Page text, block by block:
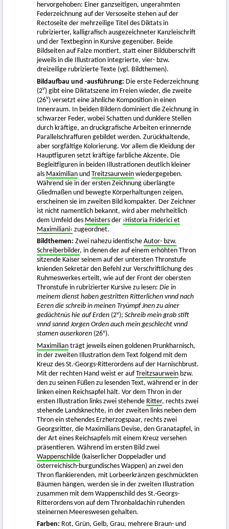
hervorgehoben: Einer ganzseitigen, ungerahmten
Federzeichnung auf der Versoseite stehen auf der
Rectoseite der mehrzeilige Titel des Diktats in
rubrizierter, kalligrafisch ausgezeichneter Kanzleischrift
und der Textbeginn in Kursive gegenüber. Beide
Bildseiten auf Falze montiert, statt einer Bildüberschrift
jeweils in die Illustration integrierte, vier- bzw.
dreizeilige rubrizierte Texte (vgl. Bildthemen).
Bildaufbau und -ausführung: Die erste Federzeichnung
(2v) gibt eine Diktatszene im Freien wieder, die zweite
(26v) versetzt eine ähnliche Komposition in einen
Innenraum. In beiden Bildern dominiert die Zeichnung in
schwarzer Feder, wobei Schatten und dunklere Stellen
durch kräftige, an druckgrafische Arbeiten erinnernde
Parallelschraffuren gebildet werden. Zurückhaltende,
aber sorgfältige Kolorierung. Vor allem die Kleidung der
Hauptfiguren setzt kräftige farbliche Akzente. Die
Begleitfiguren in beiden Illustrationen deutlich kleiner
als Maximilian und Treitzsaurwein wiedergegeben.
Während sie in der ersten Zeichnung überlängte
Gliedmaßen und bewegte Körperhaltungen zeigen,
erscheinen sie im zweiten Bild kompakter. Der Zeichner
ist nicht namentlich bekannt, wird aber mehrheitlich
dem Umfeld des Meisters der ›Historia Friderici et
Maximiliani‹ zugeordnet.
Bildthemen: Zwei nahezu identische Autor- bzw.
Schreiberbilder, in denen der auf einem erhöhten Thron
sitzende Kaiser seinem auf der untersten Thronstufe
knienden Sekretär den Befehl zur Verschriftlichung des
Ruhmeswerkes erteilt, wie auf der Front der obersten
Thronstufe in rubrizierter Kursive zu lesen: Die in
meinem dienst haben gestritten Ritterlichen vnnd nach
Eeren die schreib in meinen Tryümpf Jnen zu ainer
gedächtnüs hie auf Erden (2v); Schreib mein grab stift
vnnd sannd Jorgen Orden auch mein geschlecht vnnd
stamen auserkoren (26v).
Maximilian trägt jeweils einen goldenen Prunkharnisch,
in der zweiten Illustration dem Text folgend mit dem
Kreuz des St.-Georgs-Ritterordens auf der Harnischbrust.
Mit der rechten Hand weist er aufTreitzsaurwein bzw.
den zu seinen Füßen zu lesenden Text, während er in der
linken einen Reichsapfel hält. Vor dem Thron in der
ersten Illustration links zwei stehende Ritter, rechts zwei
stehende Landsknechte, in der zweiten links neben dem
Thron ein stehendes Erzherzogspaar, rechts zwei
Georgsritter, die Maximilians Devise, den Granatapfel, in
der Art eines Reichsapfels mit einem Kreuz versehen
präsentieren. Während im ersten Bild zwei
Wappenschilde (kaiserlicher Doppeladler und
österreichisch-burgundisches Wappen) an zwei den
Thron flankierenden, mit Lorbeerkränzen geschmückten
Bäumen hängen, werden sie in der zweiten Illustration
zusammen mit dem Wappenschild des St.-Georgs-
Ritterordens von auf dem Thronbaldachin ruhenden
steinernen Meereswesen gehalten.
Farben: Rot, Grün, Gelb, Grau, mehrere Braun- und